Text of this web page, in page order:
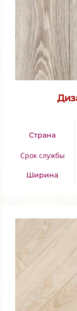
Страна
Срок службы
Ширина